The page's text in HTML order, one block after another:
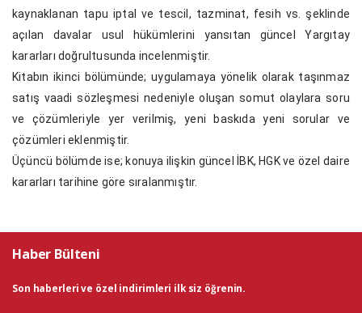
kaynaklanan tapu iptal ve tescil, tazminat, fesih vs. şeklinde
açılan davalar usul hükümlerini yansıtan güncel Yargıtay
kararları doğrultusunda incelenmiştir.
Kitabın ikinci bölümünde; uygulamaya yönelik olarak taşınmaz
satış vaadi sözleşmesi nedeniyle oluşan somut olaylara soru
ve çözümleriyle yer verilmiş, yeni baskıda yeni sorular ve
çözümleri eklenmiştir.
Üçüncü bölümde ise; konuya ilişkin güncel İBK, HGK ve özel daire
kararları tarihine göre sıralanmıştır.
Haber Bülteni
Son haberleri ve özel indirimleri ilk siz öğrenin.